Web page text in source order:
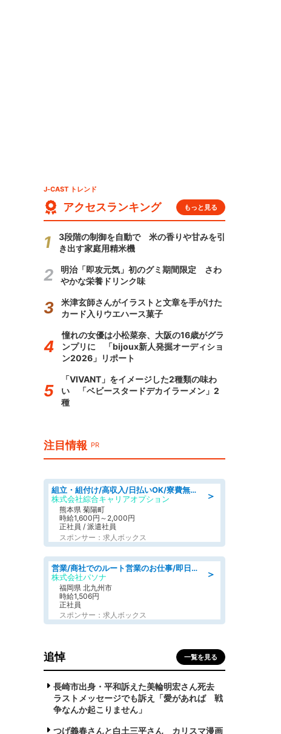
J-CAST トレンド
アクセスランキング もっと見る
3段階の制御を自動で 米の香りや甘みを引
き出す家庭用精米機
明治「即攻元気」初のグミ期間限定 さわ
やかな栄養ドリンク味
米津玄師さんがイラストと文章を手がけた
カード入りウエハース菓子
憧れの女優は小松菜奈、大阪の16歳がグラ
ンプリに 「bijoux新人発掘オーディショ
ン2026」リポート
「VIVANT」をイメージした2種類の味わ
い 「ベビースタードデカイラーメン」2
種
注目情報 PR
＞
組立・組付け/高収入/日払いOK/寮費無料/交替制/20・30・40代活躍中
株式会社綜合キャリアオプション
熊本県 菊陽町
時給1,600円～2,000円
正社員 / 派遣社員
スポンサー：求人ボックス
＞
営業/商社でのルート営業のお仕事/即日勤務可/車通勤可/営業
株式会社パソナ
福岡県 北九州市
時給1,506円
正社員
スポンサー：求人ボックス
追悼 一覧を見る
長崎市出身・平和訴えた美輪明宏さん死去
ラストメッセージでも訴え「愛があれば 戦
争なんか起こりません」
つげ義春さんと白土三平さん カリスマ漫画